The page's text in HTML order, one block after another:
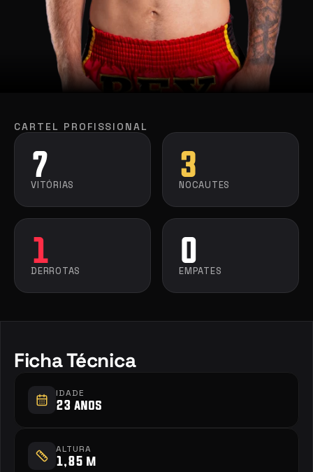
CARTEL PROFISSIONAL
7
VITÓRIAS
3
NOCAUTES
1
DERROTAS
0
EMPATES
Ficha Técnica
IDADE
23 anos
ALTURA
1,85 m